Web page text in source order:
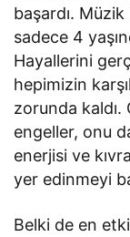
başardı.
sadece 4
Hayallerini
hepimizin
zorunda kaldı.
engeller, onu
enerjisi ve
yer edinmeyi
Belki de en